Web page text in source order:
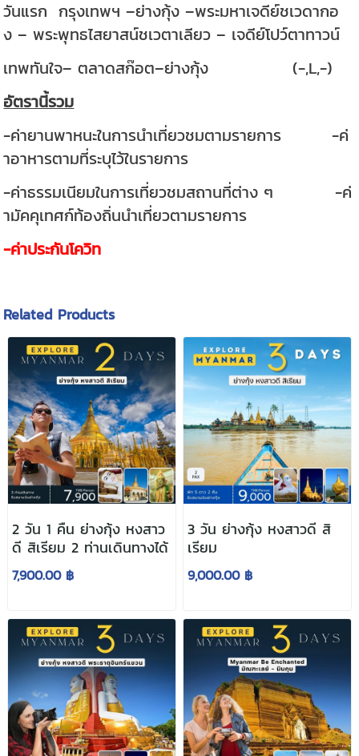
วันแรก กรุงเทพฯ –ย่างกุ้ง –พระมหาเจดีย์ชเวดากอ
ง – พระพุทธไสยาสน์ชเวตาเลียว – เจดีย์โปว์ตาทาวน์
เทพทันใจ– ตลาดสก๊อต–ย่างกุ้ง (-,L,-)
อัตรานี้รวม
-ค่ายานพาหนะในการนำเที่ยวชมตามรายการ -ค่
าอาหารตามที่ระบุไว้ในรายการ
-ค่าธรรมเนียมในการเที่ยวชมสถานที่ต่าง ๆ -ค่
ามัคคุเทศก์ท้องถิ่นนำเที่ยวตามรายการ
-ค่าประกันโควิท
Related Products
2 วัน 1 คืน ย่างกุ้ง หงสาว
ดี สิเรียม 2 ท่านเดินทางได้
7,900.00 ฿
3 วัน ย่างกุ้ง หงสาวดี สิ
เรียม
9,000.00 ฿